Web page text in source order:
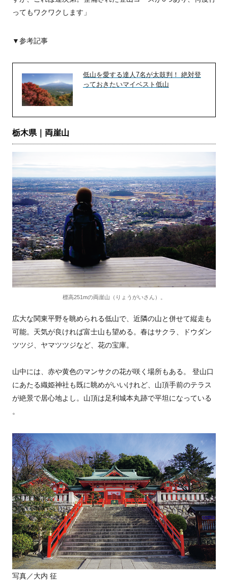
ってもワクワクします」
▼参考記事
低山を愛する達人7名が太鼓判！ 絶対登
っておきたいマイベスト低山
栃木県｜両崖山
標高251mの両崖山（りょうがいさん）。
広大な関東平野を眺められる低山で、近隣の山と併せて縦走も
可能。天気が良ければ富士山も望める。春はサクラ、ドウダン
ツツジ、ヤマツツジなど、花の宝庫。
山中には、赤や黄色のマンサクの花が咲く場所もある。 登山口
にあたる織姫神社も既に眺めがいいけれど、山頂手前のテラス
が絶景で居心地よし。山頂は足利城本丸跡で平坦になっている
。
写真／大内 征